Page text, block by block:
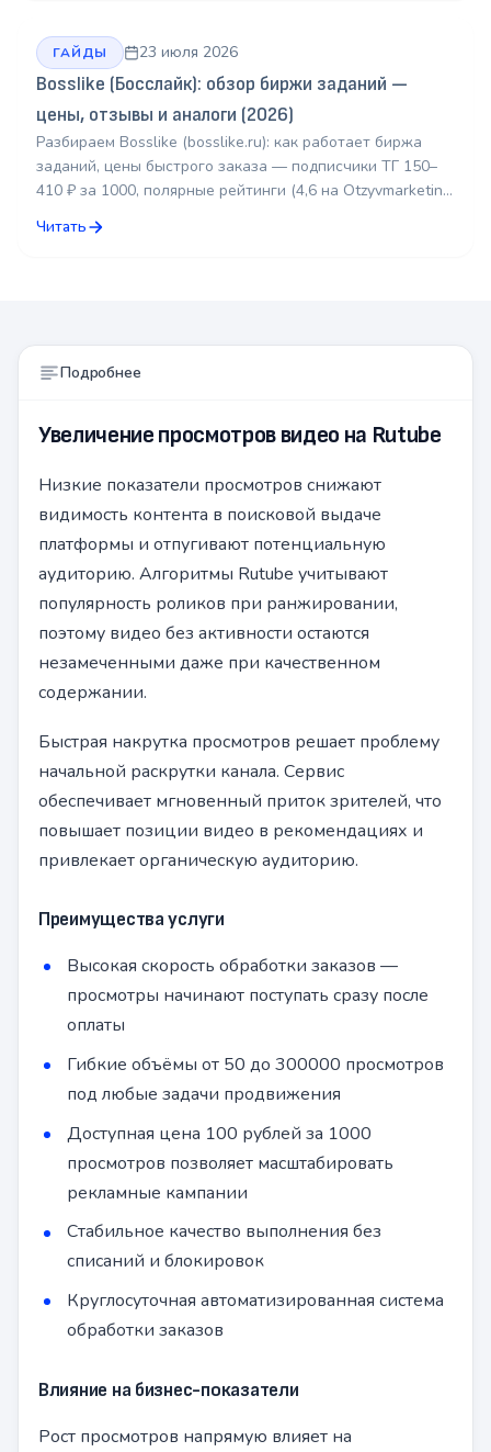
ГАЙДЫ 23 июля 2026
Bosslike (Босслайк): обзор биржи заданий —
цены, отзывы и аналоги (2026)
Разбираем Bosslike (bosslike.ru): как работает биржа
заданий, цены быстрого заказа — подписчики ТГ 150–
410 ₽ за 1000, полярные рейтинги (4,6 на Otzyvmarketing
SMM-панели.
Читать
Подробнее
Увеличение просмотров видео на Rutube
Низкие показатели просмотров снижают
видимость контента в поисковой выдаче
платформы и отпугивают потенциальную
аудиторию. Алгоритмы Rutube учитывают
популярность роликов при ранжировании,
поэтому видео без активности остаются
незамеченными даже при качественном
содержании.
Быстрая накрутка просмотров решает проблему
начальной раскрутки канала. Сервис
обеспечивает мгновенный приток зрителей, что
повышает позиции видео в рекомендациях и
привлекает органическую аудиторию.
Преимущества услуги
Высокая скорость обработки заказов —
просмотры начинают поступать сразу после
оплаты
Гибкие объёмы от 50 до 300000 просмотров
под любые задачи продвижения
Доступная цена 100 рублей за 1000
просмотров позволяет масштабировать
рекламные кампании
Стабильное качество выполнения без
списаний и блокировок
Круглосуточная автоматизированная система
обработки заказов
Влияние на бизнес-показатели
Рост просмотров напрямую влияет на